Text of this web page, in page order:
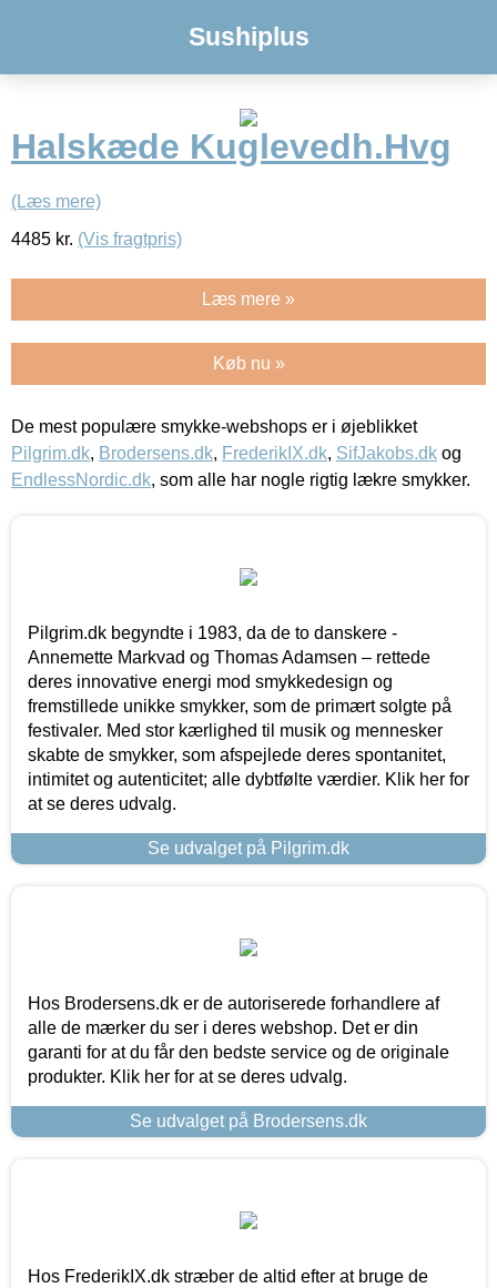
Sushiplus
Halskæde Kuglevedh.Hvg
(Læs mere)
4485 kr. (Vis fragtpris)
Læs mere »
Køb nu »
De mest populære smykke-webshops er i øjeblikket
Pilgrim.dk, Brodersens.dk, FrederikIX.dk, SifJakobs.dk og
EndlessNordic.dk, som alle har nogle rigtig lækre smykker.
Pilgrim.dk begyndte i 1983, da de to danskere -
Annemette Markvad og Thomas Adamsen – rettede
deres innovative energi mod smykkedesign og
fremstillede unikke smykker, som de primært solgte på
festivaler. Med stor kærlighed til musik og mennesker
skabte de smykker, som afspejlede deres spontanitet,
intimitet og autenticitet; alle dybtfølte værdier. Klik her for
at se deres udvalg.
Se udvalget på Pilgrim.dk
Hos Brodersens.dk er de autoriserede forhandlere af
alle de mærker du ser i deres webshop. Det er din
garanti for at du får den bedste service og de originale
produkter. Klik her for at se deres udvalg.
Se udvalget på Brodersens.dk
Hos FrederikIX.dk stræber de altid efter at bruge de